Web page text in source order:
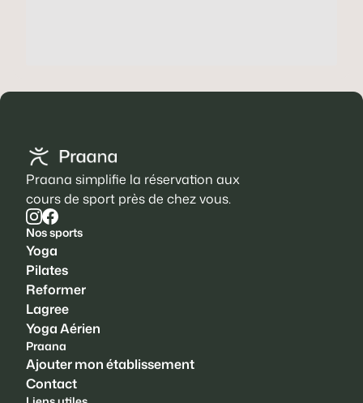
Praana simplifie la réservation aux
cours de sport près de chez vous.
Nos sports
Yoga
Pilates
Reformer
Lagree
Yoga Aérien
Praana
Ajouter mon établissement
Contact